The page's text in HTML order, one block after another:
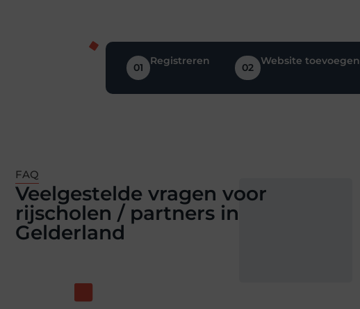
01
Registreren
02
Website toevoegen
FAQ
Veelgestelde vragen voor
rijscholen / partners in
Gelderland